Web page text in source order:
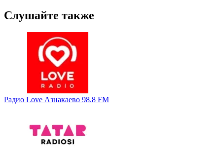
Слушайте также
Радио Love Азнакаево 98.8 FM